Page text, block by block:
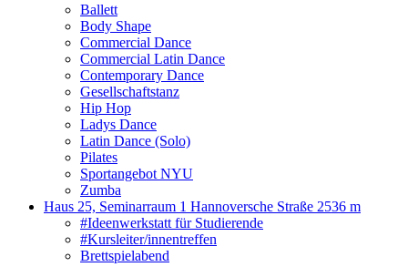
Ballett
Body Shape
Commercial Dance
Commercial Latin Dance
Contemporary Dance
Gesellschaftstanz
Hip Hop
Ladys Dance
Latin Dance (Solo)
Pilates
Sportangebot NYU
Zumba
Haus 25, Seminarraum 1 Hannoversche Straße 2536 m
#Ideenwerkstatt für Studierende
#Kursleiter/innentreffen
Brettspielabend